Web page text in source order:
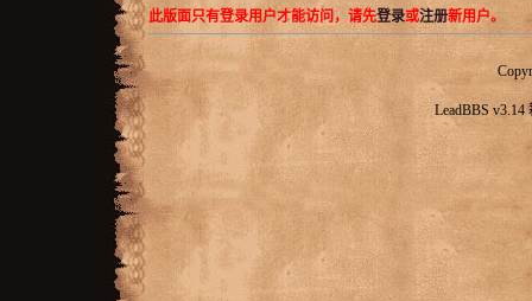
此版面只有登录用户才能访问，请先登录或注册新用户。
LeadBBS v3.14